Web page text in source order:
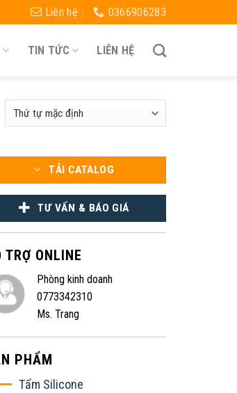
Liên hệ 0366906283
TIN TỨC LIÊN HỆ
TẢI CATALOG
TƯ VẤN & BÁO GIÁ
TRỢ ONLINE
Phòng kinh doanh
0773342310
Ms. Trang
PHẨM
Tấm Silicone